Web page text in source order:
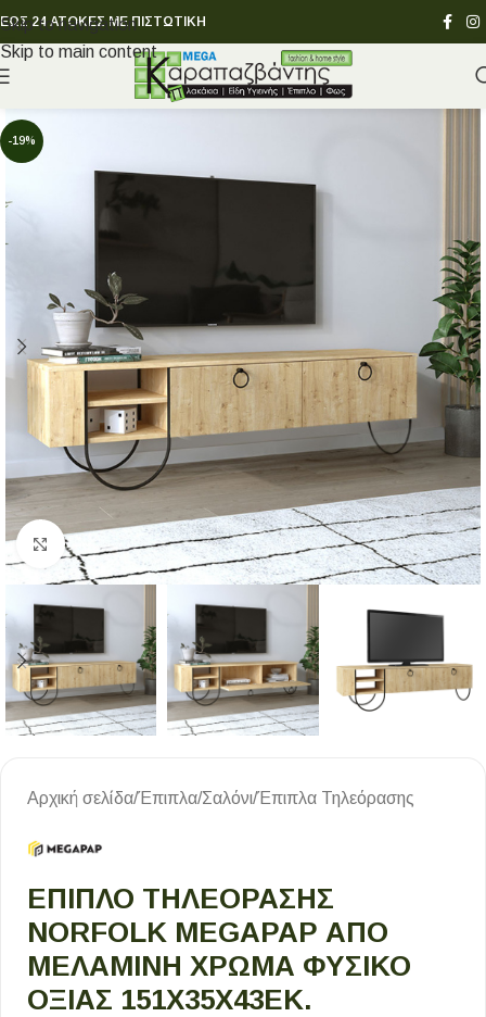
Skip to navigation
Skip to main content
ΕΩΣ 24 ΑΤΟΚΕΣ ΜΕ ΠΙΣΤΩΤΙΚΗ
-19%
Κλικ για μεγέθυνση
Αρχική σελίδα/Έπιπλα/Σαλόνι/Έπιπλα Τηλεόρασης
ΈΠΙΠΛΟ ΤΗΛΕΌΡΑΣΗΣ
NORFOLK MEGAPAP ΑΠΌ
ΜΕΛΑΜΊΝΗ ΧΡΏΜΑ ΦΥΣΙΚΌ
ΟΞΙΆΣ 151X35X43ΕΚ.